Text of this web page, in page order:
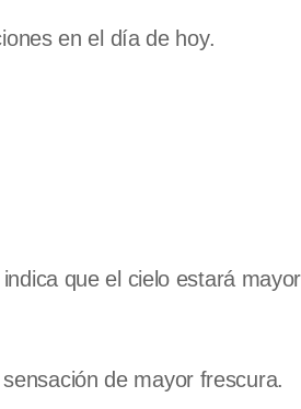
en el día de hoy.
que el cielo estará
de mayor frescura.